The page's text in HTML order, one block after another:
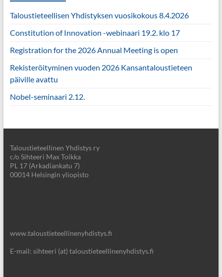
Taloustieteellisen Yhdistyksen vuosikokous 8.4.2026
Constitution of Innovation -webinaari 19.2. klo 17
Registration for the 2026 Annual Meeting is open
Rekisteröityminen vuoden 2026 Kansantaloustieteen
päiville avattu
Nobel-seminaari 2.12.
Taloustieteellinen Yhdistys ry
c/o Sihteeri Max Toikka
PL 17 (Arkadiankatu 7)
00014 Helsingin yliopisto
www.taloustieteellinenyhdistys.fi
E-mail: sihteeri (at) taloustieteellinenyhdistys.fi